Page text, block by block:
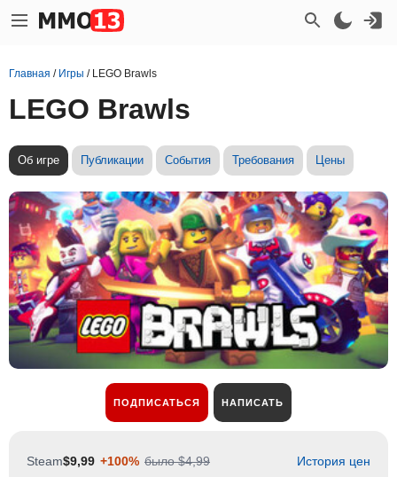
Главная / Игры / LEGO Brawls
LEGO Brawls
Об игре Публикации События Требования Цены
ПОДПИСАТЬСЯ НАПИСАТЬ
Steam$9,99 +100% было $4,99 История цен